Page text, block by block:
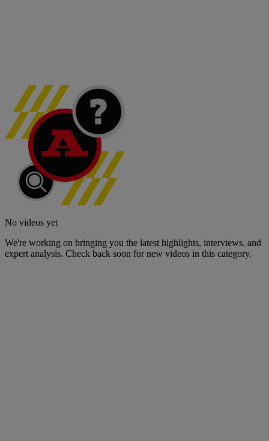
No videos yet
We're working on bringing you the latest highlights, interviews, and
expert analysis. Check back soon for new videos in this category.